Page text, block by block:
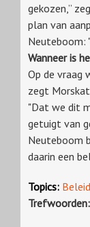
gekozen,”
plan van
Neuteboom:
Wanneer is
Op de vraag
zegt
"Dat we dit
getuigt van
Neuteboom
daarin een
Topics: Beleid
Trefwoorden: